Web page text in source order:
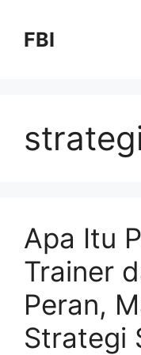
FBI
Apa Itu
Trainer
Peran,
Strategi